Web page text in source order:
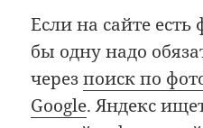
Если на сайте
бы одну надо
черезпоиск по
Google. Яндекс